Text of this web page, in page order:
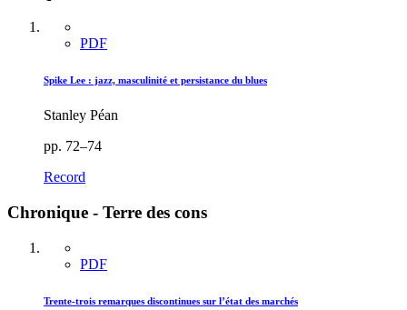
PDF
Spike Lee : jazz, masculinité et persistance du blues
Stanley Péan
pp. 72–74
Record
Chronique - Terre des cons
PDF
Trente-trois remarques discontinues sur l’état des marchés